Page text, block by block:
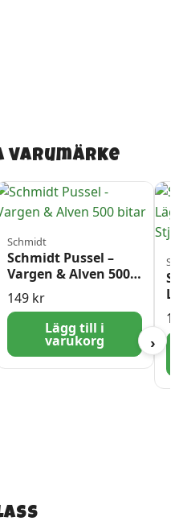
varumärke
Schmidt
Schmidt Pussel –
Vargen & Alven 500
bitar
149 kr
Lägg till i
varukorg
›